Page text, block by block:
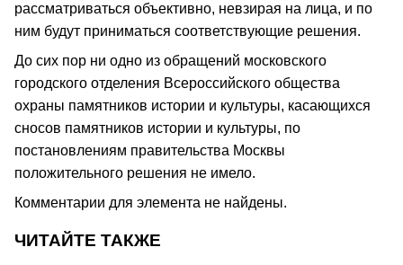
рассматриваться объективно, невзирая на лица, и по
ним будут приниматься соответствующие решения.
До сих пор ни одно из обращений московского
городского отделения Всероссийского общества
охраны памятников истории и культуры, касающихся
сносов памятников истории и культуры, по
постановлениям правительства Москвы
положительного решения не имело.
Комментарии для элемента не найдены.
ЧИТАЙТЕ ТАКЖЕ